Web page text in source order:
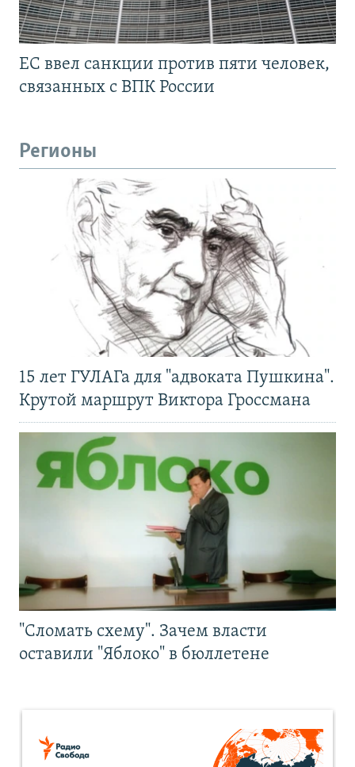
ЕС ввел санкции против пяти человек,
связанных с ВПК России
Регионы
15 лет ГУЛАГа для "адвоката Пушкина".
Крутой маршрут Виктора Гроссмана
"Сломать схему". Зачем власти
оставили "Яблоко" в бюллетене